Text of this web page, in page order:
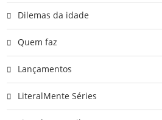
Dilemas da idade
Quem faz
Lançamentos
LiteralMente Séries